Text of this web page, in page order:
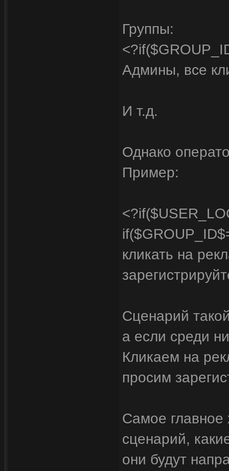
Группы:
Админы, все
И т.д.
Однако
Пример:
кликать на
Сценарий
а если среди
Кликаем на
просим
Самое главное
сценарий,
они будут